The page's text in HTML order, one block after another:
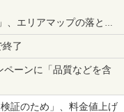
エリアマップの落とし
了
ーンに「品質などを含
証のため」、料金値上げ